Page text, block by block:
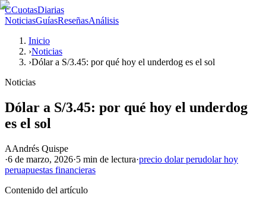
CCuotasDiarias
NoticiasGuíasReseñasAnálisis
Inicio
›Noticias
›Dólar a S/3.45: por qué hoy el underdog es el sol
Noticias
Dólar a S/3.45: por qué hoy el underdog
es el sol
AAndrés Quispe
·6 de marzo, 2026·5 min de lectura·precio dolar perudolar hoy
peruapuestas financieras
Contenido del artículo